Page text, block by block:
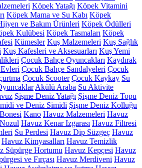
Köpek Yatağı Köpek Vitamini
Köpek Mama ve Su Kabı Köpek
ve Bakım Ürünleri Köpek Ödülleri
Kulübesi Köpek Tasmaları Köpek
Kümesler Kuş Malzemeleri Kuş Sağlık
Kuş Kafesleri ve Aksesuarları Kuş Yemi
Çocuk Bahçe Oyuncakları Kaydırak
Çocuk Bahçe Sandalyeleri Çocuk
Çocuk Scooter Çocuk Kaykay Su
Akülü Araba Su Aktivite
Şişme Deniz Yatağı Şişme Deniz Topu
ve Deniz Simidi Şişme Deniz Kolluğu
Kano Havuz Malzemeleri Havuz
Nozul Havuz Kenar Izgarası Havuz Filtresi
Su Perdesi Havuz Dip Süzgeç Havuz
Havuz Kimyasalları Havuz Temizlik
Süpürge Hortumu Havuz Kepçesi Havuz
ve Fırçası Havuz Merdiveni Havuz